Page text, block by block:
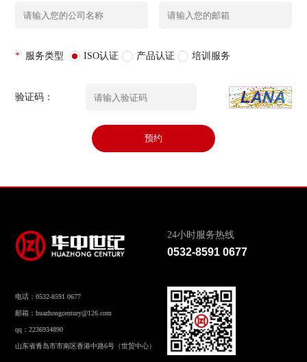
* 服务类型 ISO认证 产品认证 培训服务
验证码：
预约
24小时服务热线
0532-8591 0677
电话：0532-8591 0677
邮箱：huazhongcentury@126.com
qq：2236934890
山东省青岛市市南区香港中路6号（世贸中心）